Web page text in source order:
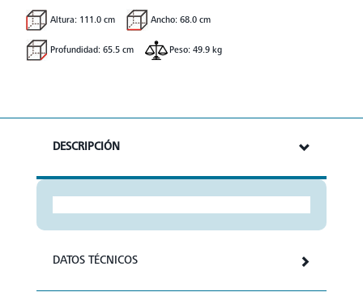
Altura: 111.0 cm Ancho: 68.0 cm
Profundidad: 65.5 cm Peso: 49.9 kg
DESCRIPCIÓN
DATOS TÉCNICOS